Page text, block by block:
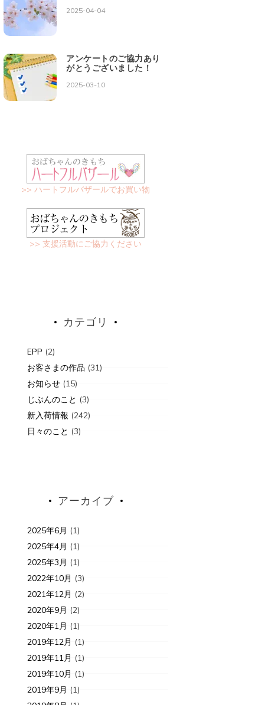
2025-04-04
アンケートのご協力あり
がとうございました！
2025-03-10
>> ハートフルバザールでお買い物
>> 支援活動にご協力ください
カテゴリ
EPP (2)
お客さまの作品 (31)
お知らせ (15)
じぶんのこと (3)
新入荷情報 (242)
日々のこと (3)
アーカイブ
2025年6月 (1)
2025年4月 (1)
2025年3月 (1)
2022年10月 (3)
2021年12月 (2)
2020年9月 (2)
2020年1月 (1)
2019年12月 (1)
2019年11月 (1)
2019年10月 (1)
2019年9月 (1)